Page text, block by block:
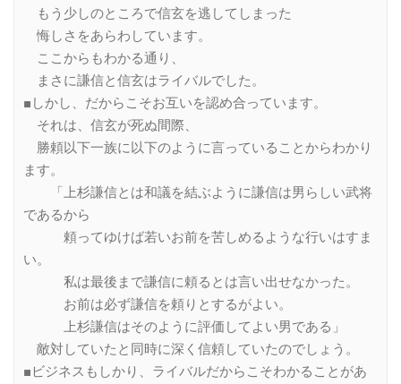
もう少しのところで信玄を逃してしまった
悔しさをあらわしています。
ここからもわかる通り、
まさに謙信と信玄はライバルでした。
■しかし、だからこそお互いを認め合っています。
それは、信玄が死ぬ間際、
勝頼以下一族に以下のように言っていることからわかり
ます。
「上杉謙信とは和議を結ぶように謙信は男らしい武将
であるから
頼ってゆけば若いお前を苦しめるような行いはすま
い。
私は最後まで謙信に頼るとは言い出せなかった。
お前は必ず謙信を頼りとするがよい。
上杉謙信はそのように評価してよい男である」
敵対していたと同時に深く信頼していたのでしょう。
■ビジネスもしかり、ライバルだからこそわかることがあ